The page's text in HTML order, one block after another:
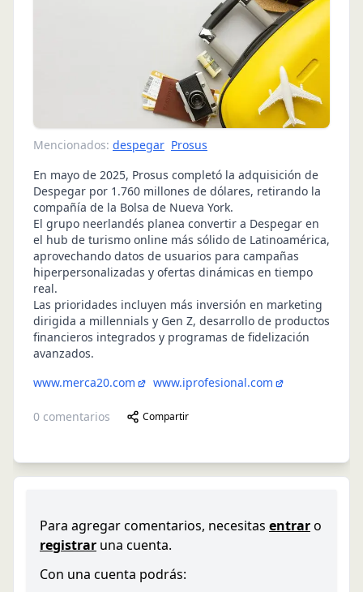
Mencionados: despegar Prosus
En mayo de 2025, Prosus completó la adquisición de
Despegar por 1.760 millones de dólares, retirando la
compañía de la Bolsa de Nueva York.
El grupo neerlandés planea convertir a Despegar en
el hub de turismo online más sólido de Latinoamérica,
aprovechando datos de usuarios para campañas
hiperpersonalizadas y ofertas dinámicas en tiempo
real.
Las prioridades incluyen más inversión en marketing
dirigida a millennials y Gen Z, desarrollo de productos
financieros integrados y programas de fidelización
avanzados.
www.merca20.com
www.iprofesional.com
0 comentarios Compartir
Para agregar comentarios, necesitas entraro
registrar una cuenta.
Con una cuenta podrás: